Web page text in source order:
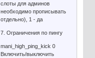
слоты для админов
необходимо прописывать
отдельно), 1 - да
7. Ограничения по пингу
mani_high_ping_kick 0
Включить/выключить